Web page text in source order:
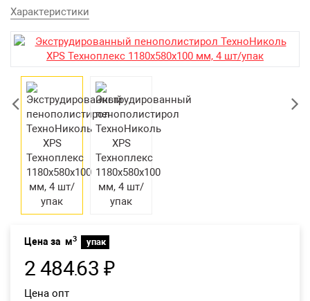
Характеристики
Цена за м3 упак
2 484.63 ₽
Цена опт
Возврат товара
Екатеринбург